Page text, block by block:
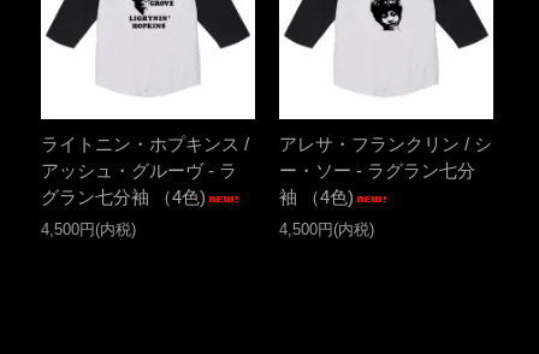
ライトニン・ホプキンス /
アッシュ・グルーヴ - ラ
グラン七分袖 （4色)
4,500円(内税)
アレサ・フランクリン / シ
ー・ソー - ラグラン七分
袖 （4色)
4,500円(内税)